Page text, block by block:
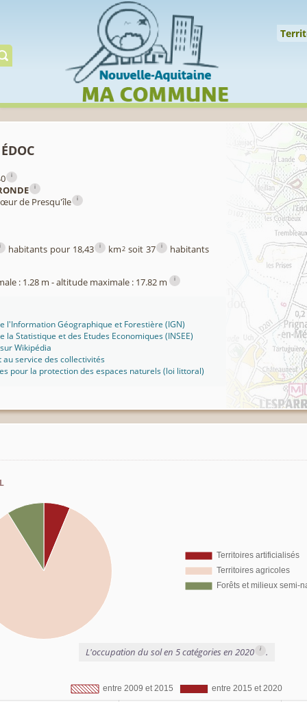
Gérer préserver
i
i
de Presqu'île i
i habitants pour 18,43 i km2soit 37 i habitants
: 1.28 m - altitude maximale : 17.82 m i
l'Information Géographique et Forestière (IGN)
la Statistique et des Etudes Economiques (INSEE)
Wikipédia
au service des collectivités
pour la protection des espaces naturels (loi littoral)
L'occupation du sol en 5 catégories en 2020 i .
Cookies management panel